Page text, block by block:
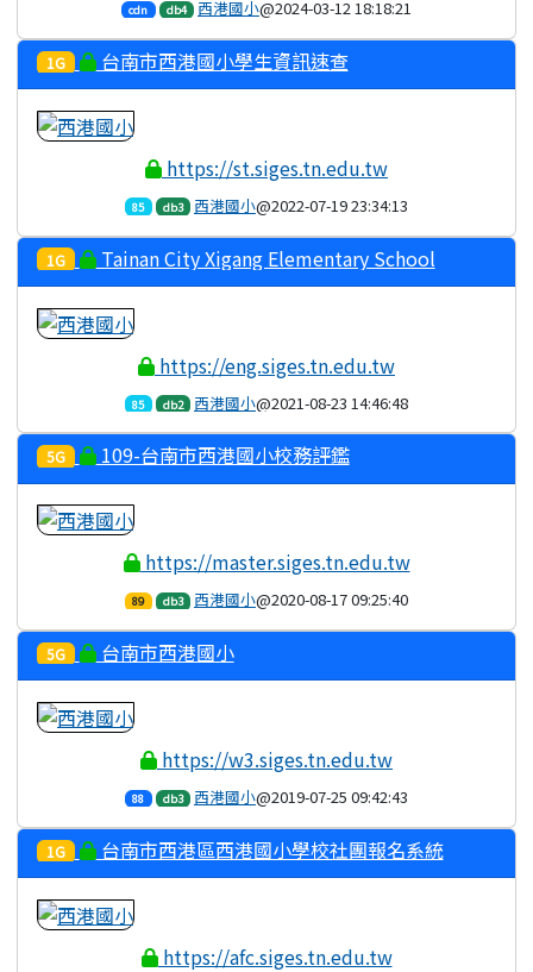
cdn db4 西港國小@2024-03-12 18:18:21
1G 台南市西港國小學生資訊速查
https://st.siges.tn.edu.tw
85 db3 西港國小@2022-07-19 23:34:13
1G Tainan City Xigang Elementary School
https://eng.siges.tn.edu.tw
85 db2 西港國小@2021-08-23 14:46:48
5G 109-台南市西港國小校務評鑑
https://master.siges.tn.edu.tw
89 db3 西港國小@2020-08-17 09:25:40
5G 台南市西港國小
https://w3.siges.tn.edu.tw
88 db3 西港國小@2019-07-25 09:42:43
1G 台南市西港區西港國小學校社團報名系統
https://afc.siges.tn.edu.tw